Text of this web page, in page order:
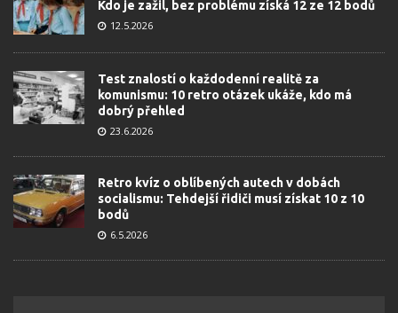
Kdo je zažil, bez problému získá 12 ze 12 bodů
12.5.2026
Test znalostí o každodenní realitě za
komunismu: 10 retro otázek ukáže, kdo má
dobrý přehled
23.6.2026
Retro kvíz o oblíbených autech v dobách
socialismu: Tehdejší řidiči musí získat 10 z 10
bodů
6.5.2026